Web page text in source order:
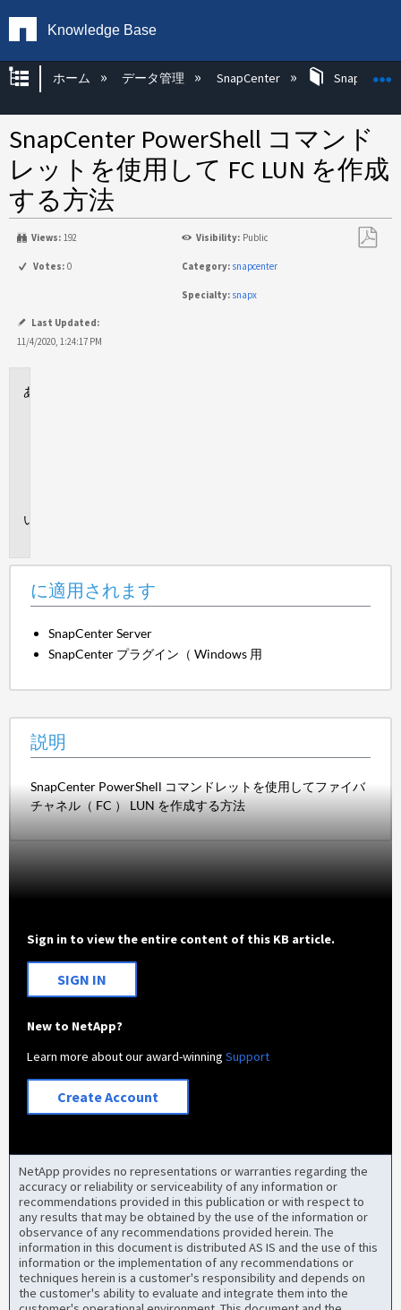
Knowledge Base
グローバル階層を展開/折りたたむ
ホーム データ管理 SnapCenter SnapCenter
SnapCenter PowerShell コマンド
レットを使用して FC LUN を作成
する方法
Views: 192 Visibility: Public
Votes: 0 Category: snapcenter
Specialty: snapx
Last Updated:
11/4/2020, 1:24:17 PM
に適用されます
SnapCenter Server
SnapCenter プラグイン（ Windows 用
説明
SnapCenter PowerShell コマンドレットを使用してファイバ
チャネル（ FC ） LUN を作成する方法
Sign in to view the entire content of this KB article.
SIGN IN
New to NetApp?
Learn more about our award-winningSupport
Create Account
NetApp provides no representations or warranties regarding the
accuracy or reliability or serviceability of any information or
recommendations provided in this publication or with respect to
any results that may be obtained by the use of the information or
observance of any recommendations provided herein. The
information in this document is distributed AS IS and the use of this
information or the implementation of any recommendations or
techniques herein is a customer's responsibility and depends on
the customer's ability to evaluate and integrate them into the